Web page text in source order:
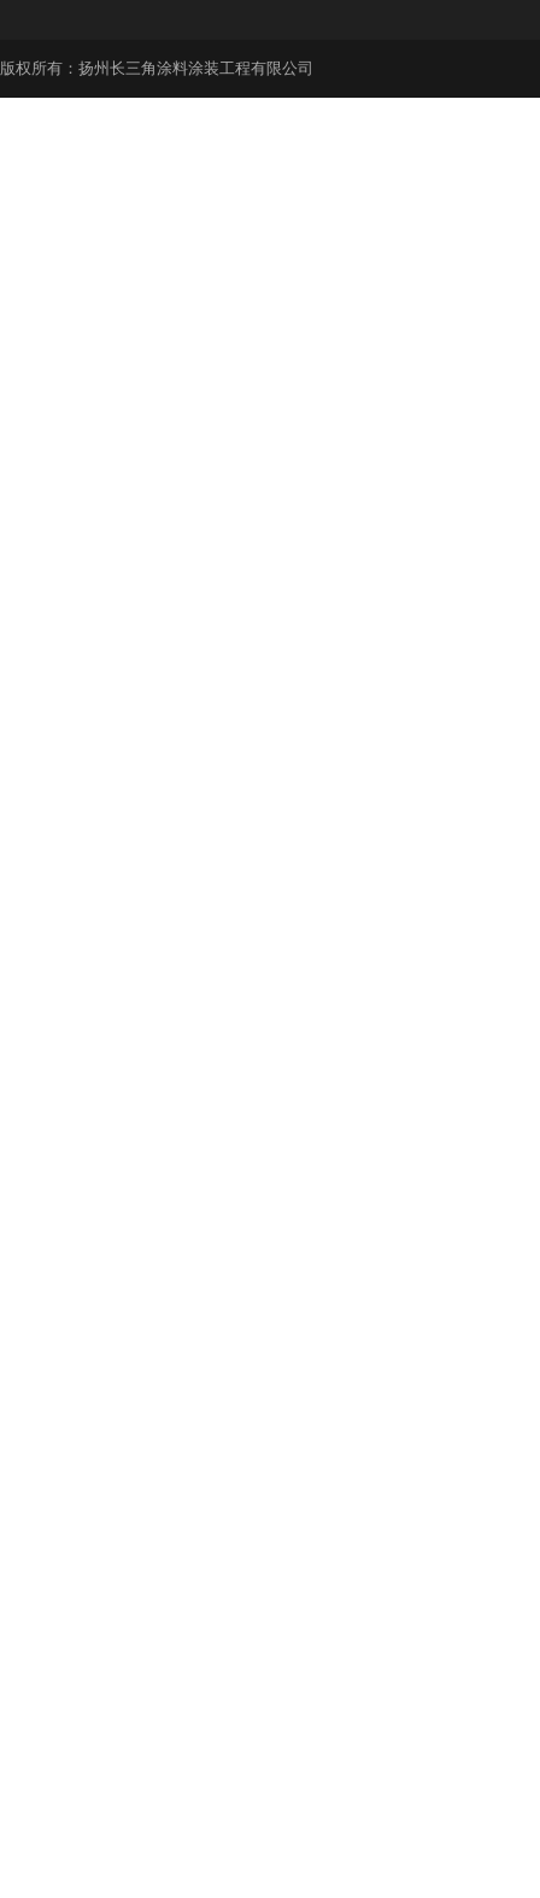
版权所有：扬州长三角涂料涂装工程有限公司